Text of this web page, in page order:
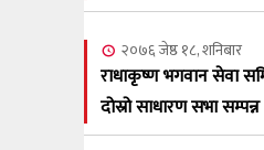
२०७६ जेष्ठ १८, शनिबार
राधाकृष्ण भगवान सेवा
दोस्रो साधारण सभा सम्पन्न